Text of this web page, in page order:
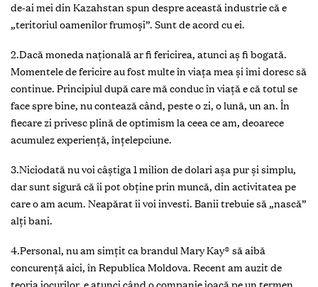
de-ai mei din Kazahstan spun despre această industrie că e
„teritoriul oamenilor frumoși”. Sunt de acord cu ei.
2.Dacă moneda națională ar fi fericirea, atunci aș fi bogată.
Momentele de fericire au fost multe în viața mea și îmi doresc să
continue. Principiul după care mă conduc în viață e că totul se
face spre bine, nu contează când, peste o zi, o lună, un an. În
fiecare zi privesc plină de optimism la ceea ce am, deoarece
acumulez experiență, înțelepciune.
3.Niciodată nu voi câștiga 1 milion de dolari așa pur și simplu,
dar sunt sigură că îi pot obține prin muncă, din activitatea pe
care o am acum. Neapărat îi voi investi. Banii trebuie să „nască”
alți bani.
4.Personal, nu am simțit ca brandul Mary Kay® să aibă
concurență aici, în Republica Moldova. Recent am auzit de